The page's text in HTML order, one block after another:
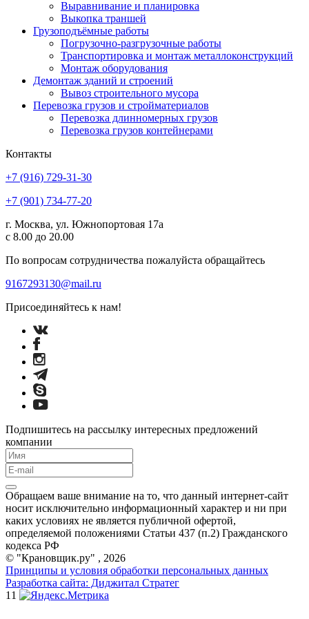
Выравнивание и планировка
Выкопка траншей
Грузоподъёмные работы
Погрузочно-разгрузочные работы
Транспортировка и монтаж металлоконструкций
Монтаж оборудования
Демонтаж зданий и строений
Вывоз строительного мусора
Перевозка грузов и стройматериалов
Перевозка длинномерных грузов
Перевозка грузов контейнерами
Контакты
+7 (916) 729-31-30
+7 (901) 734-77-20
г. Москва, ул. Южнопортовая 17а
с 8.00 до 20.00
По вопросам сотрудничества пожалуйста обращайтесь
9167293130@mail.ru
Присоединяйтесь к нам!
Подпишитесь на рассылку интересных предложений
компании
Обращаем ваше внимание на то, что данный интернет-сайт
носит исключительно информационный характер и ни при
каких условиях не является публичной офертой,
определяемой положениями Статьи 437 (п.2) Гражданского
кодекса РФ
© "Крановщик.ру" , 2026
Принципы и условия обработки персональных данных
Разработка сайта: Диджитал Стратег
11